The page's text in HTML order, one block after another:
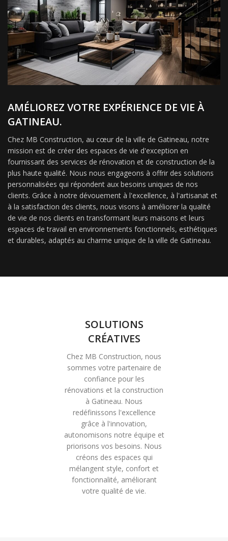
AMÉLIOREZ VOTRE EXPÉRIENCE DE VIE À
GATINEAU.
Chez MB Construction, au cœur de la ville de Gatineau, notre
mission est de créer des espaces de vie d'exception en
fournissant des services de rénovation et de construction de la
plus haute qualité. Nous nous engageons à offrir des solutions
personnalisées qui répondent aux besoins uniques de nos
clients. Grâce à notre dévouement à l'excellence, à l'artisanat et
à la satisfaction des clients, nous visons à améliorer la qualité
de vie de nos clients en transformant leurs maisons et leurs
espaces de travail en environnements fonctionnels, esthétiques
et durables, adaptés au charme unique de la ville de Gatineau.
SOLUTIONS
CRÉATIVES
Chez MB Construction, nous
sommes votre partenaire de
confiance pour les
rénovations et la construction
à Gatineau. Nous
redéfinissons l'excellence
grâce à l'innovation,
autonomisons notre équipe et
priorisons vos besoins. Nous
créons des espaces qui
mélangent style, confort et
fonctionnalité, améliorant
votre qualité de vie.